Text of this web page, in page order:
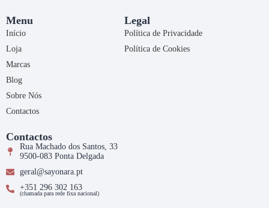
Menu
Início
Loja
Marcas
Blog
Sobre Nós
Contactos
Legal
Política de Privacidade
Política de Cookies
Contactos
Rua Machado dos Santos, 33
9500-083 Ponta Delgada
geral@sayonara.pt
+351 296 302 163
(chamada para rede fixa nacional)